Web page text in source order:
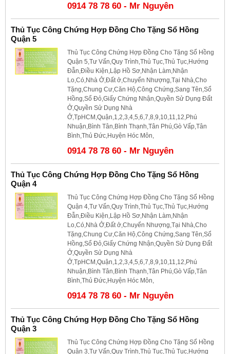
0914 78 78 60 - Mr Nguyên
Thủ Tục Công Chứng Hợp Đồng Cho Tặng Sổ Hồng
Quận 5
Thủ Tục Công Chứng Hợp Đồng Cho Tặng Sổ Hồng
Quận 5,Tư Vấn,Quy Trình,Thủ Tục,Thủ Tục,Hướng
Đẫn,Điều Kiện,Lập Hồ Sơ,Nhận Làm,Nhận
Lo,Có,Nhà Ở,Đất ở,Chuyển Nhượng,Tại Nhà,Cho
Tặng,Chung Cư,Căn Hộ,Công Chứng,Sang Tên,Sổ
Hồng,Sổ Đỏ,Giấy Chứng Nhận,Quyền Sử Dụng Đất
Ở,Quyền Sử Dụng Nhà
Ở,TpHCM,Quận,1,2,3,4,5,6,7,8,9,10,11,12,Phú
Nhuận,Bình Tân,Bình Thạnh,Tân Phú,Gò Vấp,Tân
Bình,Thủ Đức,Huyện Hóc Môn,
0914 78 78 60 - Mr Nguyên
Thủ Tục Công Chứng Hợp Đồng Cho Tặng Sổ Hồng
Quận 4
Thủ Tục Công Chứng Hợp Đồng Cho Tặng Sổ Hồng
Quận 4,Tư Vấn,Quy Trình,Thủ Tục,Thủ Tục,Hướng
Đẫn,Điều Kiện,Lập Hồ Sơ,Nhận Làm,Nhận
Lo,Có,Nhà Ở,Đất ở,Chuyển Nhượng,Tại Nhà,Cho
Tặng,Chung Cư,Căn Hộ,Công Chứng,Sang Tên,Sổ
Hồng,Sổ Đỏ,Giấy Chứng Nhận,Quyền Sử Dụng Đất
Ở,Quyền Sử Dụng Nhà
Ở,TpHCM,Quận,1,2,3,4,5,6,7,8,9,10,11,12,Phú
Nhuận,Bình Tân,Bình Thạnh,Tân Phú,Gò Vấp,Tân
Bình,Thủ Đức,Huyện Hóc Môn,
0914 78 78 60 - Mr Nguyên
Thủ Tục Công Chứng Hợp Đồng Cho Tặng Sổ Hồng
Quận 3
Thủ Tục Công Chứng Hợp Đồng Cho Tặng Sổ Hồng
Quận 3,Tư Vấn,Quy Trình,Thủ Tục,Thủ Tục,Hướng